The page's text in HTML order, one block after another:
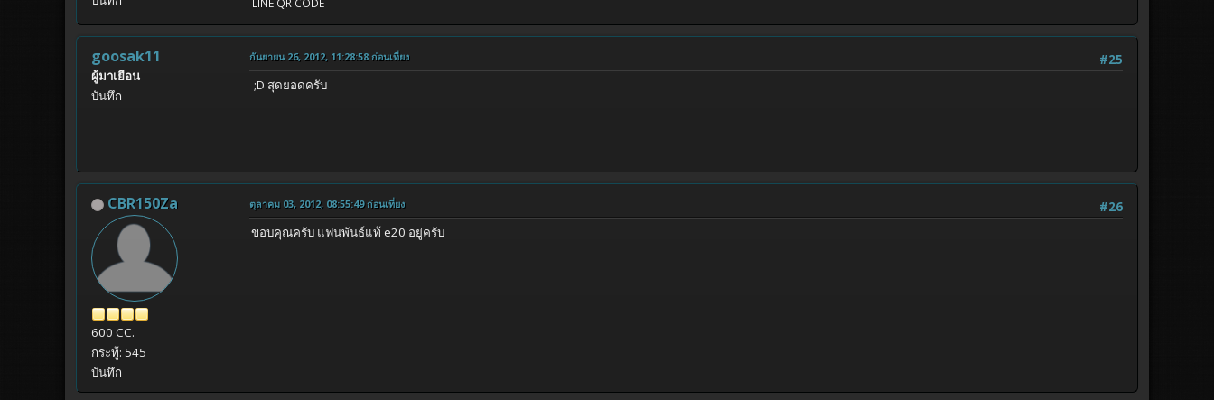
LINE QR CODE
goosak11
ผู้มาเยือน
บันทึก
#25
กันยายน 26, 2012, 11:28:58 ก่อนเที่ยง
;D สุดยอดครับ
CBR150Za
600 CC.
กระทู้: 545
บันทึก
#26
ตุลาคม 03, 2012, 08:55:49 ก่อนเที่ยง
ขอบคุณครับ แฟนพันธ์แท้ e20 อยู่ครับ